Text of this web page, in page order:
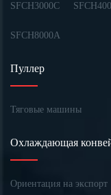
SFCH3000C
SFCH8000A
Пуллер
Тяговые машины
Охлаждающая
Ориентация на экспорт